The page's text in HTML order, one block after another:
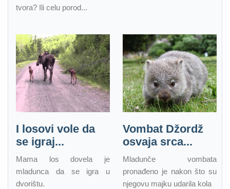
tvora? Ili celu porod...
I losovi vole da
se igraj...
Mama los dovela je
mladunca da se igra u
dvorištu.
Vombat Džordž
osvaja srca...
Mladunče vombata
pronađeno je nakon što su
njegovu majku udarila kola